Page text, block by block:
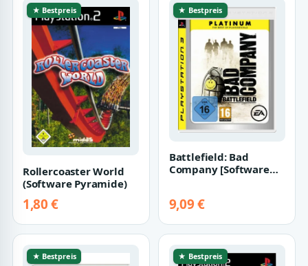
★ Bestpreis
Rollercoaster World
(Software Pyramide)
1,80 €
★ Bestpreis
Battlefield: Bad
Company [Software
9,09 €
★ Bestpreis ★ Bestpreis